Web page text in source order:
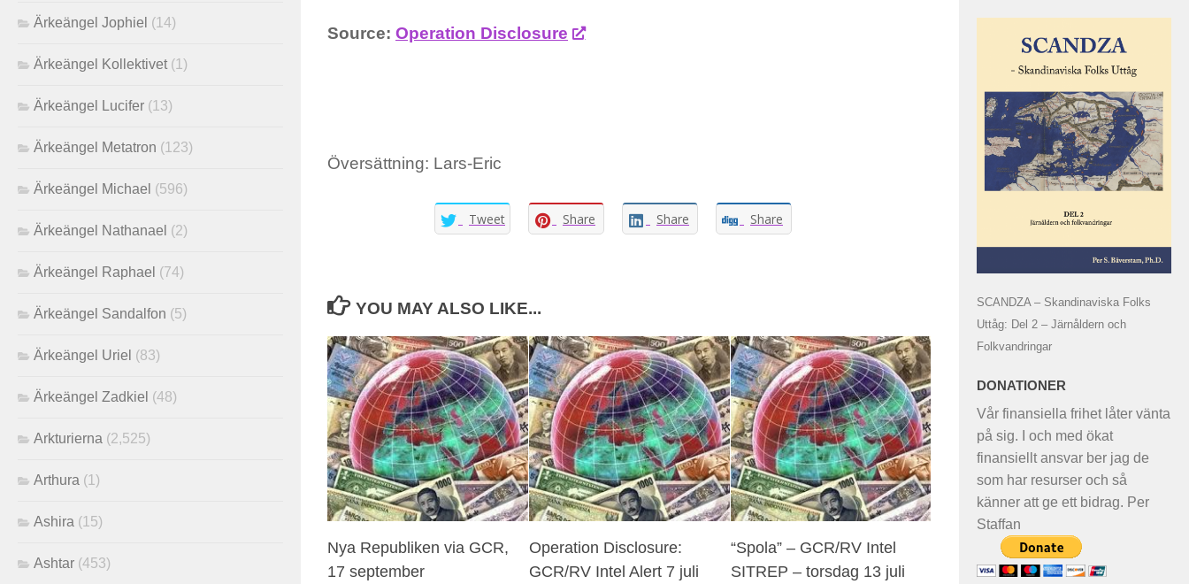
Source: Operation Disclosure
Översättning: Lars-Eric
Tweet Share Share Share
YOU MAY ALSO LIKE...
Nya Republiken via GCR,
17 september
Operation Disclosure:
GCR/RV Intel Alert 7 juli
“Spola” – GCR/RV Intel
SITREP – torsdag 13 juli
Ärkeängel Jophiel (14)
Ärkeängel Kollektivet (1)
Ärkeängel Lucifer (13)
Ärkeängel Metatron (123)
Ärkeängel Michael (596)
Ärkeängel Nathanael (2)
Ärkeängel Raphael (74)
Ärkeängel Sandalfon (5)
Ärkeängel Uriel (83)
Ärkeängel Zadkiel (48)
Arkturierna (2,525)
Arthura (1)
Ashira (15)
Ashtar (453)
SCANDZA – Skandinaviska Folks
Uttåg: Del 2 – Järnåldern och
Folkvandringar
DONATIONER
Vår finansiella frihet låter vänta
på sig. I och med ökat
finansiellt ansvar ber jag de
som har resurser och så
känner att ge ett bidrag. Per
Staffan